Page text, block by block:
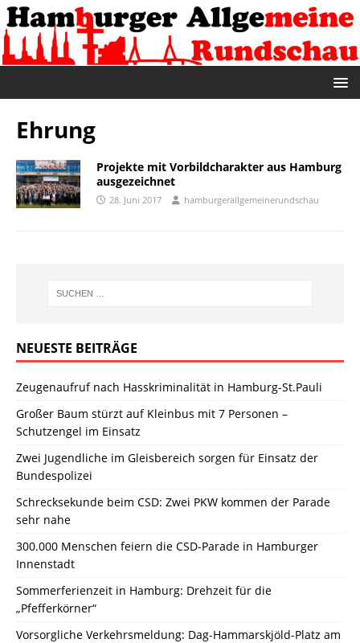
Ehrung
Projekte mit Vorbildcharakter aus Hamburg
ausgezeichnet
28. Juni 2017 hamburgerallgemeinerundschau
NEUESTE BEITRÄGE
Zeugenaufruf nach Hasskriminalität in Hamburg-St.Pauli
Großer Baum stürzt auf Kleinbus mit 7 Personen –
Schutzengel im Einsatz
Zwei Jugendliche im Gleisbereich sorgen für Einsatz der
Bundespolizei
Schrecksekunde beim CSD: Zwei PKW kommen der Parade
sehr nahe
300.000 Menschen feiern die CSD-Parade in Hamburger
Innenstadt
Sommerferienzeit in Hamburg: Drehzeit für die
„Pfefferkörner“
Vorsorgliche Verkehrsmeldung: Dag-Hammarskjöld-Platz am